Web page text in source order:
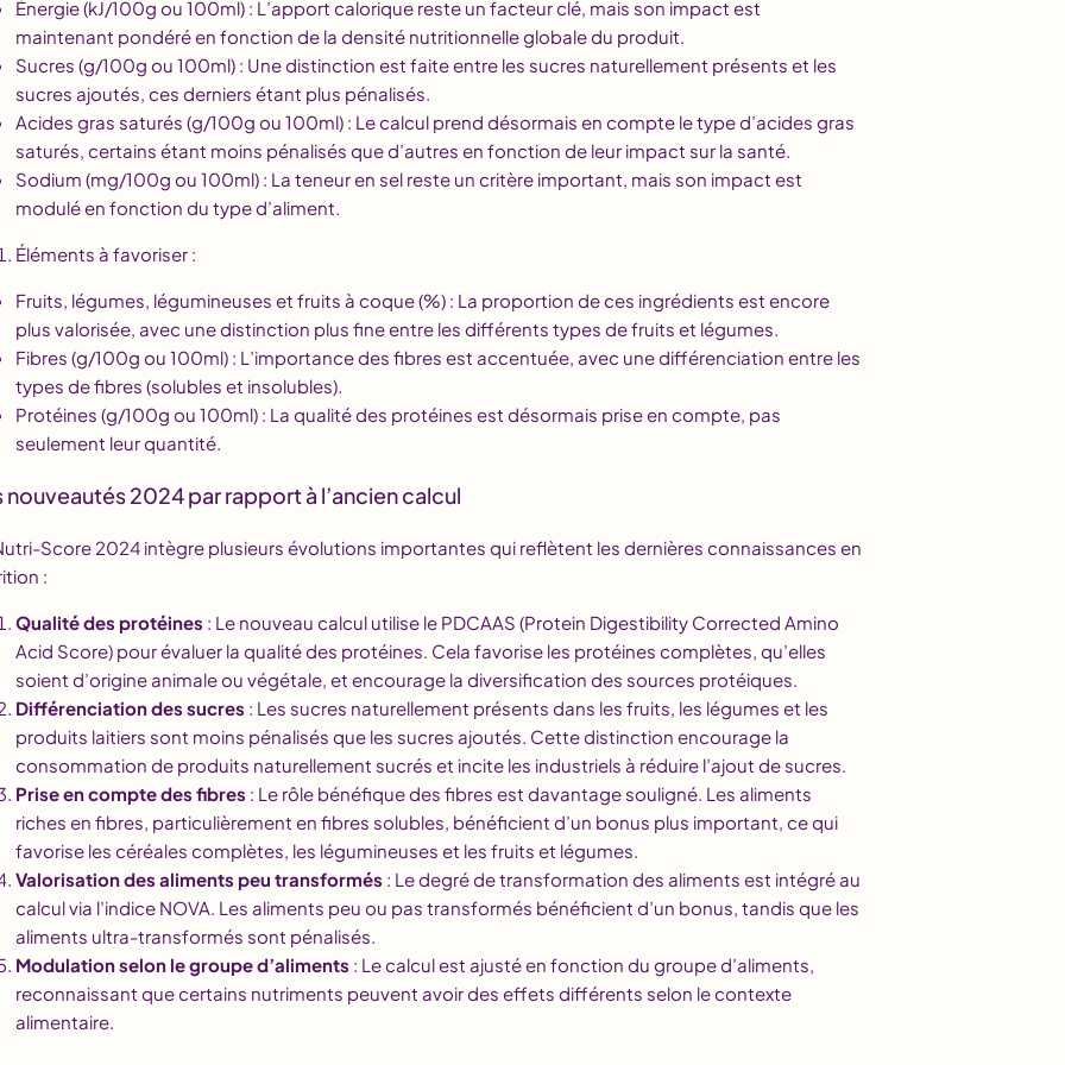
Énergie (kJ/100g ou 100ml) : L’apport calorique reste un facteur clé, mais son impact est
maintenant pondéré en fonction de la densité nutritionnelle globale du produit.
Sucres (g/100g ou 100ml) : Une distinction est faite entre les sucres naturellement présents et les
sucres ajoutés, ces derniers étant plus pénalisés.
Acides gras saturés (g/100g ou 100ml) : Le calcul prend désormais en compte le type d’acides gras
saturés, certains étant moins pénalisés que d’autres en fonction de leur impact sur la santé.
Sodium (mg/100g ou 100ml) : La teneur en sel reste un critère important, mais son impact est
modulé en fonction du type d’aliment.
Éléments à favoriser :
Fruits, légumes, légumineuses et fruits à coque (%) : La proportion de ces ingrédients est encore
plus valorisée, avec une distinction plus fine entre les différents types de fruits et légumes.
Fibres (g/100g ou 100ml) : L’importance des fibres est accentuée, avec une différenciation entre les
types de fibres (solubles et insolubles).
Protéines (g/100g ou 100ml) : La qualité des protéines est désormais prise en compte, pas
seulement leur quantité.
nouveautés 2024 par rapport à l’ancien calcul
Score 2024 intègre plusieurs évolutions importantes qui reflètent les dernières connaissances en
:
Qualité des protéines : Le nouveau calcul utilise le PDCAAS (Protein Digestibility Corrected Amino
Acid Score) pour évaluer la qualité des protéines. Cela favorise les protéines complètes, qu’elles
soient d’origine animale ou végétale, et encourage la diversification des sources protéiques.
Différenciation des sucres : Les sucres naturellement présents dans les fruits, les légumes et les
produits laitiers sont moins pénalisés que les sucres ajoutés. Cette distinction encourage la
consommation de produits naturellement sucrés et incite les industriels à réduire l’ajout de sucres.
Prise en compte des fibres : Le rôle bénéfique des fibres est davantage souligné. Les aliments
riches en fibres, particulièrement en fibres solubles, bénéficient d’un bonus plus important, ce qui
favorise les céréales complètes, les légumineuses et les fruits et légumes.
Valorisation des aliments peu transformés : Le degré de transformation des aliments est intégré au
calcul via l’indice NOVA. Les aliments peu ou pas transformés bénéficient d’un bonus, tandis que les
aliments ultra-transformés sont pénalisés.
Modulation selon le groupe d’aliments : Le calcul est ajusté en fonction du groupe d’aliments,
reconnaissant que certains nutriments peuvent avoir des effets différents selon le contexte
alimentaire.